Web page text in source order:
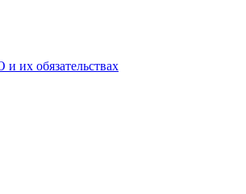
их обязательствах